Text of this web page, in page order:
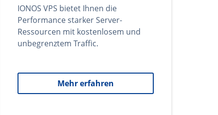
IONOS VPS bietet Ihnen die
Performance starker Server-
Ressourcen mit kostenlosem und
unbegrenztem Traffic.
Mehr erfahren